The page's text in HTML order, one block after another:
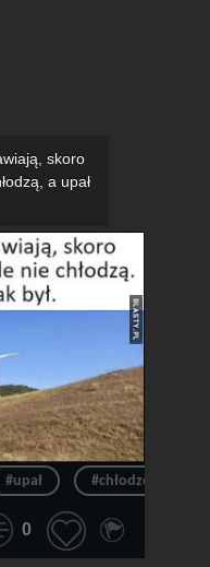
skoro
a upał
#upał #chłodzenie
0